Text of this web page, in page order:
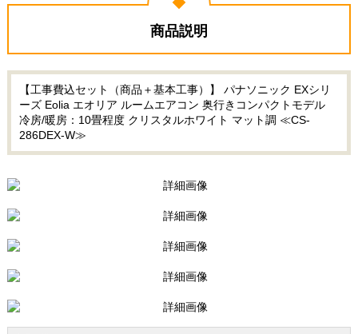
商品説明
【工事費込セット（商品＋基本工事）】 パナソニック EXシリ
ーズ Eolia エオリア ルームエアコン 奥行きコンパクトモデル
冷房/暖房：10畳程度 クリスタルホワイト マット調 ≪CS-
286DEX-W≫